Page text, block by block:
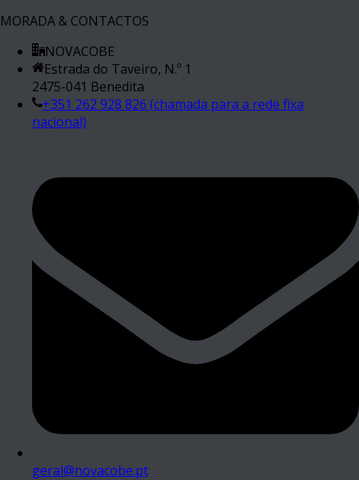
MORADA & CONTACTOS
NOVACOBE
Estrada do Taveiro, N.º 1
2475-041 Benedita
+351 262 928 826 (chamada para a rede fixa
nacional)
geral@novacobe.pt